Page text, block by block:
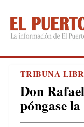
TRIBUNA
Don
póngase